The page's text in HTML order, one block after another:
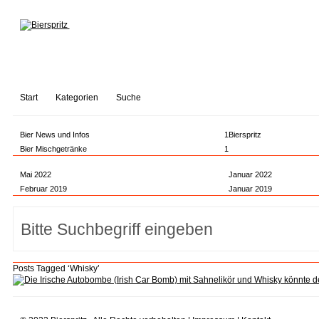
Start Kategorien Suche
Bier News und Infos 1Bierspritz
Bier Mischgetränke
1
Mai 2022
Januar 2022
Februar 2019
Januar 2019
Posts Tagged ‘Whisky’